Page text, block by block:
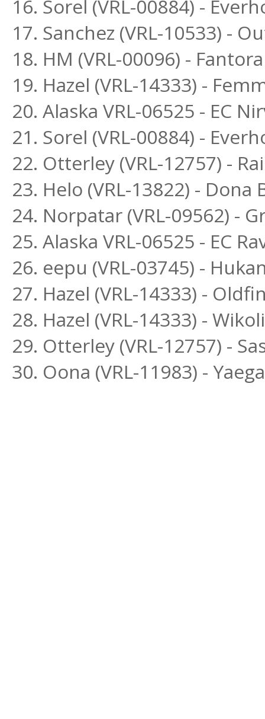
16. Sorel (VRL-00884) -
17. Sanchez (VRL-10533) -
18. HM (VRL-00096) -
19. Hazel (VRL-14333) -
20. Alaska VRL-06525 - EC
21. Sorel (VRL-00884) -
22. Otterley (VRL-12757) -
23. Helo (VRL-13822) - Dona
24. Norpatar (VRL-09562) -
25. Alaska VRL-06525 - EC
26. eepu (VRL-03745) -
27. Hazel (VRL-14333) -
28. Hazel (VRL-14333) -
29. Otterley (VRL-12757) -
30. Oona (VRL-11983) -